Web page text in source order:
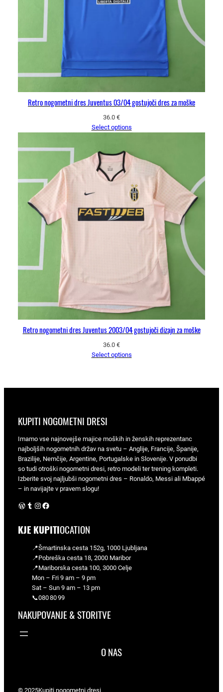
Retro nogometni dres Juventus 03/04 gostujoči dres za moške
36.0 €
Select options
Retro nogometni dres Juventus 2003/04 gostujoči dizajn za moške
36.0 €
Select options
KUPITI NOGOMETNI DRESI
Imamo vse najnovejše majice moških in ženskih reprezentanc
najboljših nogometnih držav na svetu – Anglije, Francije, Španije,
Brazilije, Nemčije, Argentine, Portugalske in Slovenije. V ponudbi
so tudi otroški nogometni dresi, retro modeli ter trening kompleti.
Izberite svoj najljubši nogometni dres – Ronaldo, Messi ali Mbappé
– in navijajte v pravem slogu!
WordPress Instagram Facebook
KJE KUPITIOCATION
📍Šmartinska cesta 152g, 1000 Ljubljana
📍Pobreška cesta 18, 2000 Maribor
📍Mariborska cesta 100, 3000 Celje
Mon – Fri 9 am – 9 pm
Sat – Sun 9 am – 13 pm
📞080 80 99
NAKUPOVANJE & STORITVE
O NAS
© 2025Kupiti nogometni dresi